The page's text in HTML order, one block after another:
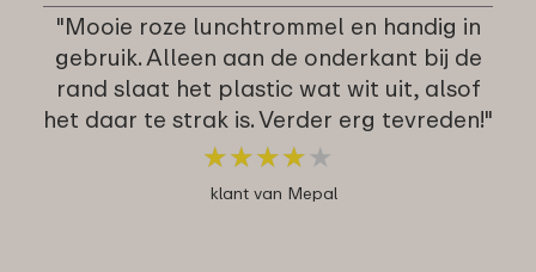
"Mooie roze lunch­trommel en handig in
gebruik. Alleen aan de onderkant bij de
rand slaat het plastic wat wit uit, alsof
het daar te strak is. Verder erg tevreden!"
★★★★ ★
★★★★ ★
klant van Mepal